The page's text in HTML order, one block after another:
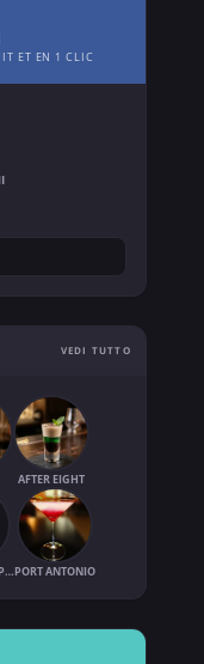
ET EN 1 CLIC
VEDI TUTTO
AFTER EIGHT
PIOGGIA D'APRILEPORT ANTONIO